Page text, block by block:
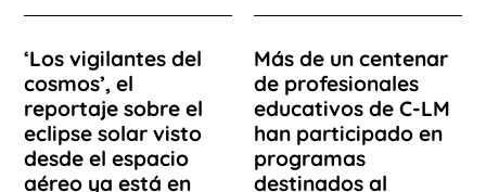
‘Los vigilantes del
cosmos’, el
reportaje sobre el
eclipse solar visto
desde el espacio
aéreo ya está en
Más de un centenar
de profesionales
educativos de C-LM
han participado en
programas
destinados al